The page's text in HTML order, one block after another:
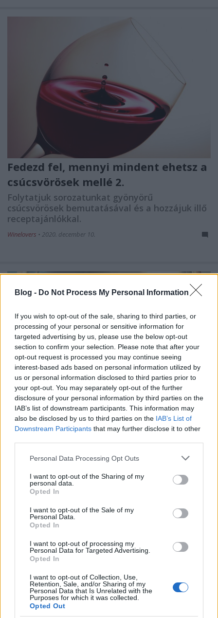
Blog - Do Not Process My Personal Information
If you wish to opt-out of the sale, sharing to third parties, or
processing of your personal or sensitive information for
targeted advertising by us, please use the below opt-out
section to confirm your selection. Please note that after your
opt-out request is processed you may continue seeing
interest-based ads based on personal information utilized by
us or personal information disclosed to third parties prior to
your opt-out. You may separately opt-out of the further
disclosure of your personal information by third parties on the
IAB’s list of downstream participants. This information may
also be disclosed by us to third parties on the IAB’s List of
Downstream Participants that may further disclose it to other
Please note that this website/app uses one or more Google
not limited to your visit or usage behaviour. You may click to
grant or deny consent to Google and its third-party tags to
use your data for below specified purposes in below Google
consent section.
Personal Data Processing Opt Outs
I want to opt-out of the Sharing of my
personal data.
Opted In
I want to opt-out of the Sale of my
Personal Data.
Opted In
I want to opt-out of processing my
Personal Data for Targeted Advertising.
Opted In
I want to opt-out of Collection, Use,
Retention, Sale, and/or Sharing of my
Personal Data that Is Unrelated with the
Purposes for which it was collected.
Opted Out
Fedezd fel, mennyi mindent ehetsz a
csúcsvörösek mellé 2.
Folytatjuk sorozatunkat gyönyörű
csúcsvörösek bemutatásával és a hozzájuk illő
receptajánlókkal.
Winelovers • 2020. december 10.
Milyen a testes bor, mitől testes egy
hiszen mindent elmondunk benne a témáról.
Winelovers•2020. október 21.
szokás beszélni, addig a borok analizálásának egyik
fontos része annak megállapítása, hogy mekkora a